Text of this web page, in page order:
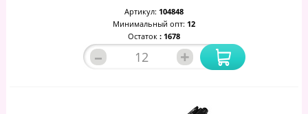
Артикул: 104848
Минимальный опт: 12
Остаток : 1678
– +